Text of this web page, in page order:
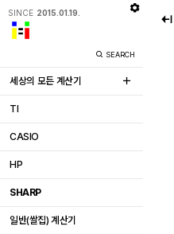
SINCE 2015.01.19.
SEARCH
세상의 모든 계산기
TI
CASIO
HP
SHARP
일반(쌀집) 계산기